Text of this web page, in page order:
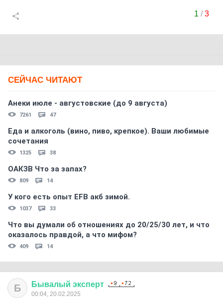
1 /3
СЕЙЧАС ЧИТАЮТ
Анеки июле - августовские (до 9 августа)
7261 47
Еда и алкоголь (вино, пиво, крепкое). Ваши любимые
сочетания
1325 38
ОАКЗВ Что за запах?
809 14
У кого есть опыт EFB акб зимой.
1037 33
Что вы думали об отношениях до 20/25/30 лет, и что
оказалось правдой, а что мифом?
409 14
Б Бывалый эксперт
00:04, 20.02.2025